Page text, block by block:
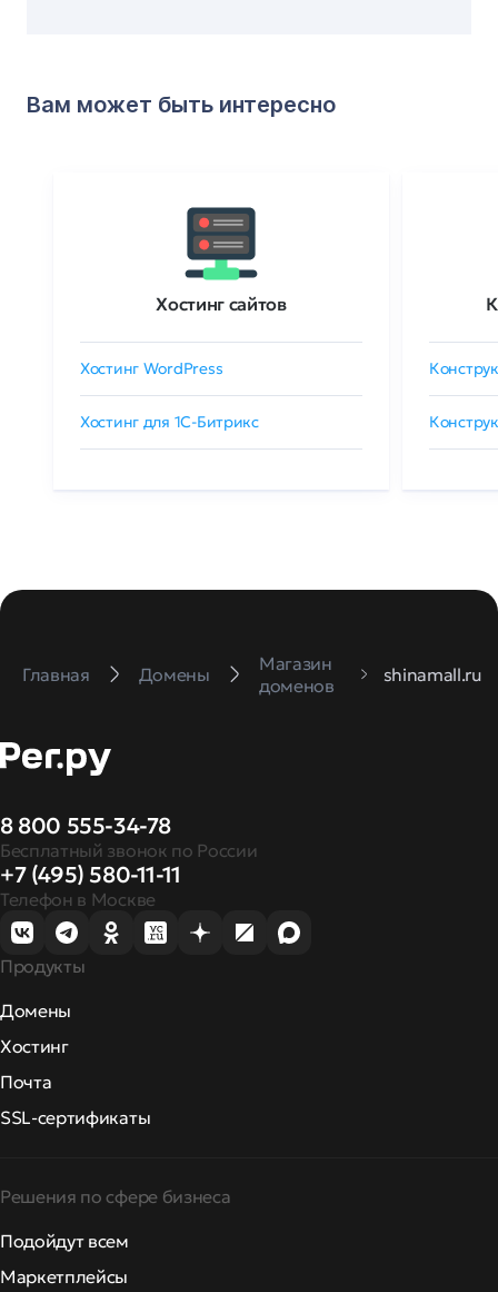
Вам может быть интересно
Хостинг сайтов
Хостинг WordPress
Хостинг для 1C-Битрикс
Главная Домены
Магазин
доменов
shinamall.ru
8 800 555-34-78
Бесплатный звонок по России
+7 (495) 580-11-11
Телефон в Москве
Продукты
Домены
Хостинг
Почта
SSL-сертификаты
Решения по сфере бизнеса
Подойдут всем
Маркетплейсы